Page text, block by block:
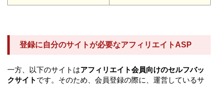
登録に自分のサイトが必要なアフィリエイトASP
一方、以下のサイトはアフィリエイト会員向けのセルフバッ
クサイト です。そのため、会員登録の際に、運営しているサ